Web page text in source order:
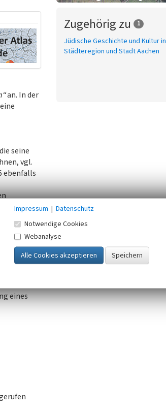
an. In der
seine
vgl.
ebenfalls
der
eines
Zugehörig zu 1
Jüdische Geschichte und Kultur in
Städteregion und Stadt Aachen
Impressum | Datenschutz
Notwendige Cookies
Webanalyse